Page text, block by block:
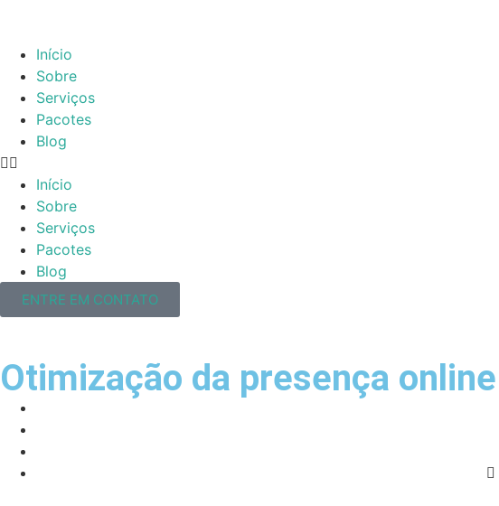
Início
Sobre
Serviços
Pacotes
Blog
Início
Sobre
Serviços
Pacotes
Blog
ENTRE EM CONTATO
Otimização da presença